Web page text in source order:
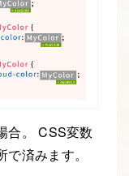
合。 CSS変数
済みます。